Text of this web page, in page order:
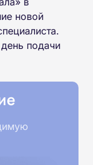
новой
подачи